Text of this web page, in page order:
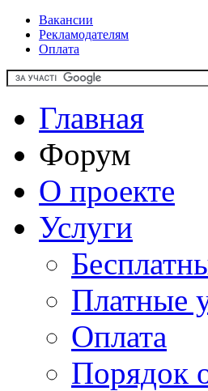
Вакансии
Рекламодателям
Оплата
Главная
Форум
О проекте
Услуги
Платные
Оплата
Порядок